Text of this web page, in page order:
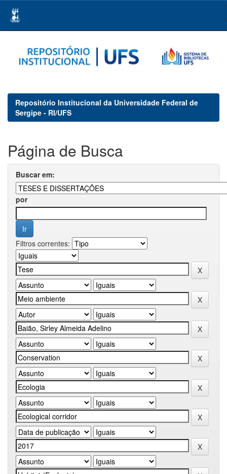
navigation
Repositório Institucional da Universidade Federal de
Sergipe - RI/UFS
Página de Busca
Buscar em:
por
Filtros correntes: